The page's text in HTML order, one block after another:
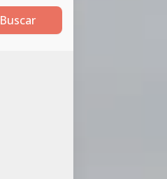
Buscar